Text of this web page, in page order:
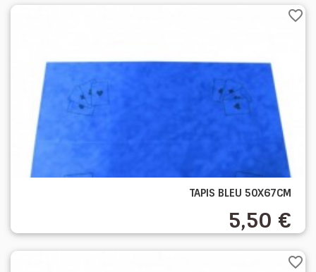
TAPIS BLEU 50X67CM
5,50 €
favorite_border
favorite_border